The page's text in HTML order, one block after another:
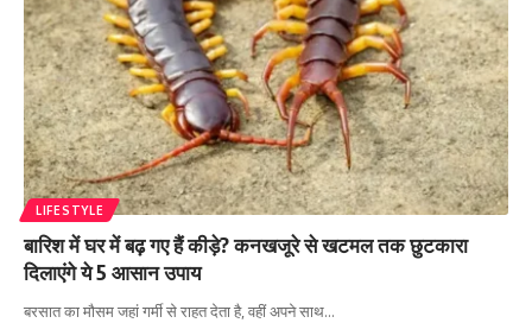
LIFESTYLE
बारिश में घर में बढ़ गए हैं कीड़े? कनखजूरे से खटमल तक छुटकारा
दिलाएंगे ये 5 आसान उपाय
बरसात का मौसम जहां गर्मी से राहत देता है, वहीं अपने साथ…